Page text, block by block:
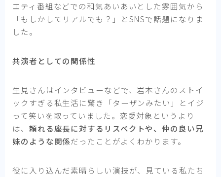
エティ番組などでの和気あいあいとした雰囲気から
「もしかしてリアルでも？」とSNSで話題になりま
した。
共演者としての関係性
生見さんはインタビューなどで、岩本さんのストイ
ックすぎる私生活に驚き「ターザンみたい」とイジ
って笑いを取っていました。恋愛対象というより
は、 頼れる座長に対するリスペクトや、仲の良い兄
妹のような関係だったことがよくわかります。
役に入り込んだ素晴らしい演技が、見ている私たち